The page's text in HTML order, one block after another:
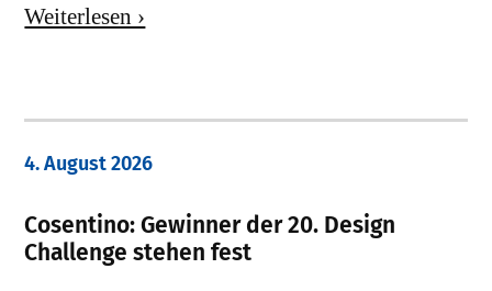
Weiterlesen ›
4. August 2026
Cosentino: Gewinner der 20. Design
Challenge stehen fest